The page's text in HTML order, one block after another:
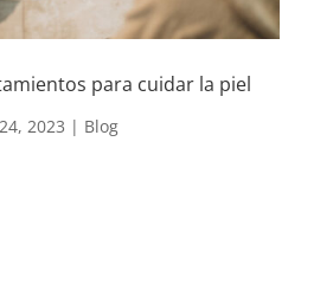
para cuidar la piel
2023 | Blog